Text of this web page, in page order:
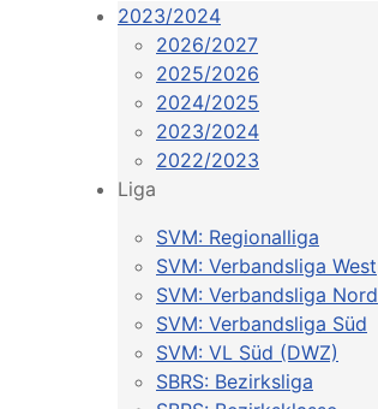
2023/2024
2026/2027
2025/2026
2024/2025
2023/2024
2022/2023
Liga
SVM: Regionalliga
SVM: Verbandsliga West
SVM: Verbandsliga Nord
SVM: Verbandsliga Süd
SVM: VL Süd (DWZ)
SBRS: Bezirksliga